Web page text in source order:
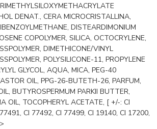
DENAT., CERA MICROCRISTALLINA,
DISTEARDIMONIUM
COPOLYMER, SILICA, OCTOCRYLENE,
DIMETHICONE/VINYL
POLYSILICONE-11, PROPYLENE
GLYCOL, AQUA, MICA, PEG-40
OIL, PPG-26-BUTETH-26, PARFUM,
BUTYROSPERMUM PARKII BUTTER,
OIL, TOCOPHERYL ACETATE, [ +/-: CI
CI 77492, CI 77499, CI 19140, CI 17200,